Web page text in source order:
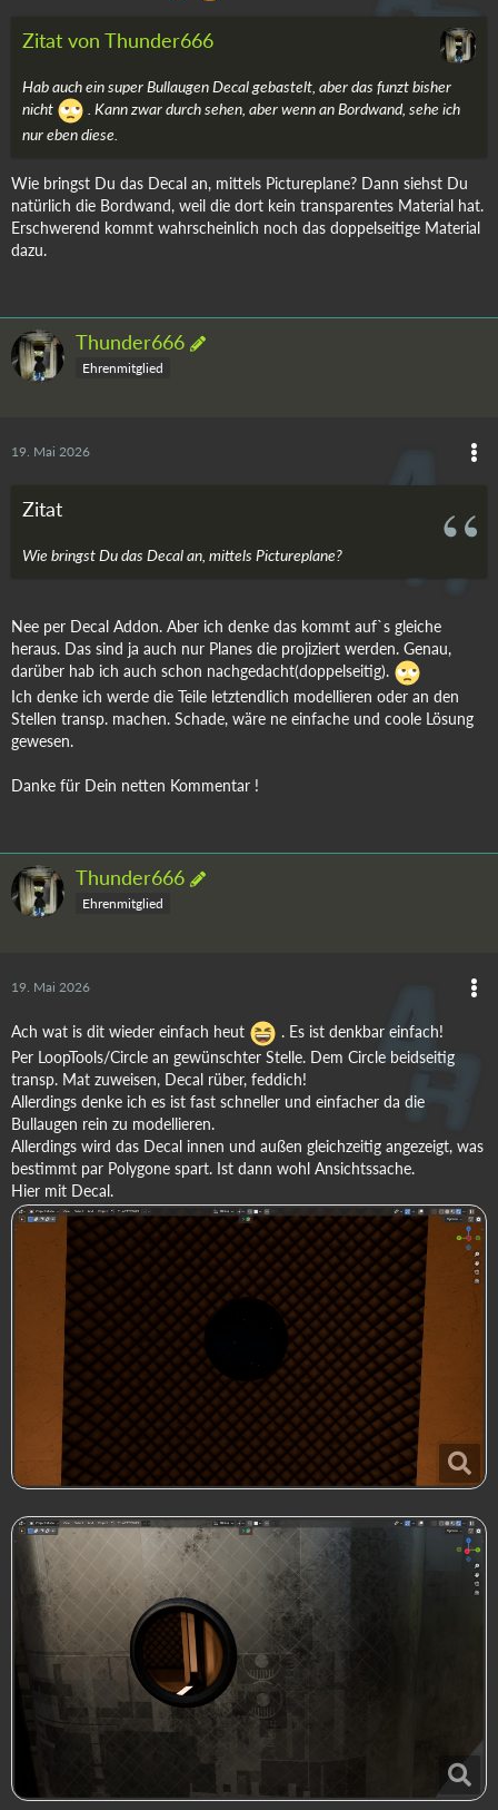
Zitat von Thunder666
Hab auch ein super Bullaugen Decal gebastelt, aber das funzt bisher
nicht
. Kann zwar durch sehen, aber wenn an Bordwand, sehe ich
nur eben diese.
Wie bringst Du das Decal an, mittels Pictureplane? Dann siehst Du
natürlich die Bordwand, weil die dort kein transparentes Material hat.
Erschwerend kommt wahrscheinlich noch das doppelseitige Material
dazu.
Thunder666
Ehrenmitglied
19. Mai 2026
Zitat
Wie bringst Du das Decal an, mittels Pictureplane?
Nee per Decal Addon. Aber ich denke das kommt auf`s gleiche
heraus. Das sind ja auch nur Planes die projiziert werden. Genau,
darüber hab ich auch schon nachgedacht(doppelseitig).
Ich denke ich werde die Teile letztendlich modellieren oder an den
Stellen transp. machen. Schade, wäre ne einfache und coole Lösung
gewesen.
Danke für Dein netten Kommentar !
Thunder666
Ehrenmitglied
19. Mai 2026
Ach wat is dit wieder einfach heut
. Es ist denkbar einfach!
Per LoopTools/Circle an gewünschter Stelle. Dem Circle beidseitig
transp. Mat zuweisen, Decal rüber, feddich!
Allerdings denke ich es ist fast schneller und einfacher da die
Bullaugen rein zu modellieren.
Allerdings wird das Decal innen und außen gleichzeitig angezeigt, was
bestimmt par Polygone spart. Ist dann wohl Ansichtssache.
Hier mit Decal.